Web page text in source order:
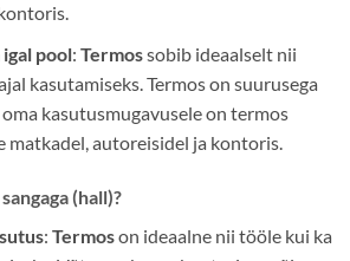
pool: Termossobib ideaalselt nii
kasutamiseks. Termos on suurusega
kasutusmugavusele on termos
matkadel, autoreisidel ja kontoris.
(hall)?
: Termoson ideaalne nii tööle kui ka